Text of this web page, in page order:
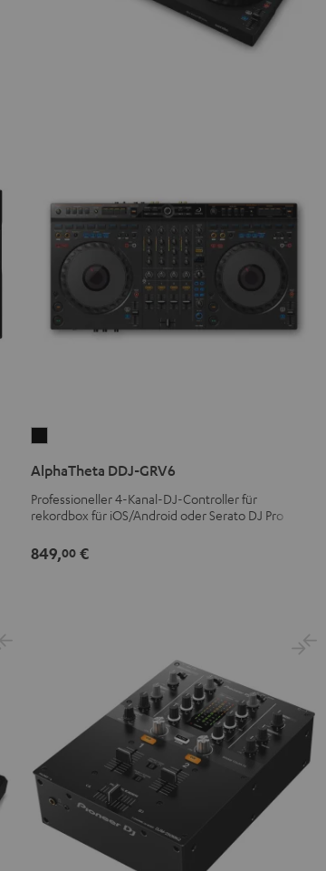
GRV6
Schwarz
AlphaTheta DDJ-GRV6
Professioneller 4-Kanal-DJ-Controller für
rekordbox für iOS/Android oder Serato DJ Pro
849,00 €